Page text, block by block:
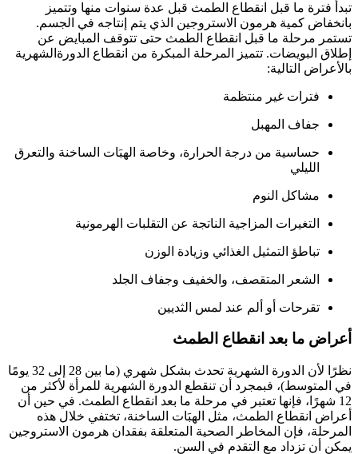
تبدأ فترة ما قبل انقطاع الطمث قبل عدة سنوات منها وتتميز
بانخفاض كمية هرمون الاستروجين الذي يتم إنتاجه في الجسم.
تستمر مرحلة ما قبل انقطاع الطمث حتى تتوقف المبايض عن
إطلاق البويضات. تتميز المرحلة المبكرة من انقطاع الدورةالشهرية
بالأعراض التالية:
فترات غير منتظمة
جفاف المهبل
حساسية من درجة الحرارة، وخاصة الهبَات الساخنة والتعرق
الليلي
مشاكل النوم
التغيرات المزاجية الناتجة عن التقلبات الهرمونية
تباطؤ التمثيل الغذائي وزيادة الوزن
الشعر المتقصف، والخفيف وجفاف الجلد
تقرحات أو ألم عند لمس الثديين
أعراض ما بعد انقطاع الطمث
نظرًا لأن الدورة الشهرية تحدث بشكل شهري (ما بين 28 إلى 32 يومًا
في المتوسط)، فبمجرد أن تنقطع الدورة الشهرية للمرأة لأكثر من
12 شهرًا، فإنها تعتبر في مرحلة ما بعد انقطاع الطمث. في حين أن
أعراض انقطاع الطمث، مثل الهبَات الساخنة، تختفي خلال هذه
المرحلة، فإن المخاطر الصحية المتعلقة بفقدان هرمون الاستروجين
يمكن أن تزداد مع التقدم في السن.